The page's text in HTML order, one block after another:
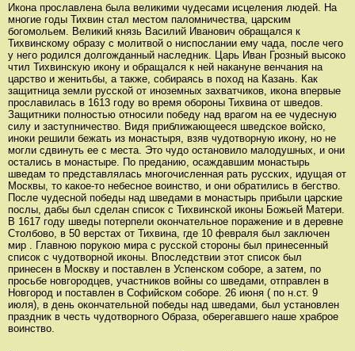
Икона прославлена была великими чудесами исцеления людей. На
многие годы Тихвин стал местом паломничества, царским
богомольем. Великий князь Василий Иванович обращался к
Тихвинскому образу с молитвой о ниспослании ему чада, после чего
у него родился долгожданный наследник. Царь Иван Грозный высоко
чтил Тихвинскую икону и обращался к ней накануне венчания на
царство и женитьбы, а также, собираясь в поход на Казань. Как
защитница земли русской от иноземных захватчиков, икона впервые
прославилась в 1613 году во время обороны Тихвина от шведов.
Защитники полностью относили победу над врагом на ее чудесную
силу и заступничество. Видя приближающееся шведское войско,
иноки решили бежать из монастыря, взяв чудотворную икону, но не
могли сдвинуть ее с места. Это чудо остановило малодушных, и они
остались в монастыре. По преданию, осаждавшим монастырь
шведам то представлялась многочисленная рать русских, идущая от
Москвы, то какое-то небесное воинство, и они обратились в бегство.
После чудесной победы над шведами в монастырь прибыли царские
послы, дабы был сделан список с Тихвинской иконы Божьей Матери.
В 1617 году шведы потерпели окончательное поражение и в деревне
Столбово, в 50 верстах от Тихвина, где 10 февраля был заключен
мир . Главною порукою мира с русской стороны был принесенный
список с чудотворной иконы. Впоследствии этот список был
принесен в Москву и поставлен в Успенском соборе, а затем, по
просьбе новгородцев, участников войны со шведами, отправлен в
Новгород и поставлен в Софийском соборе. 26 июня ( по н.ст. 9
июля), в день окончательной победы над шведами, был установлен
праздник в честь чудотворного Образа, оберегавшего наше храброе
воинство.